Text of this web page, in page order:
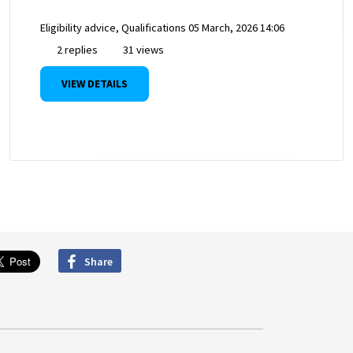
Eligibility advice, Qualifications 05 March, 2026 14:06
2 replies
31 views
VIEW DETAILS
Share